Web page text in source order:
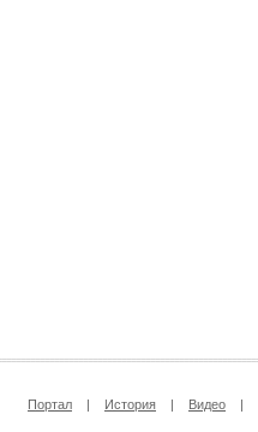
Портал | История | Видео |